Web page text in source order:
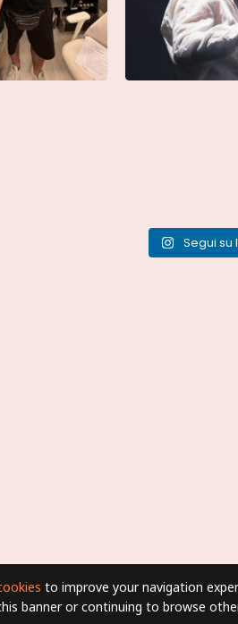
to improve your navigation
banner or continuing to browse
Segui su